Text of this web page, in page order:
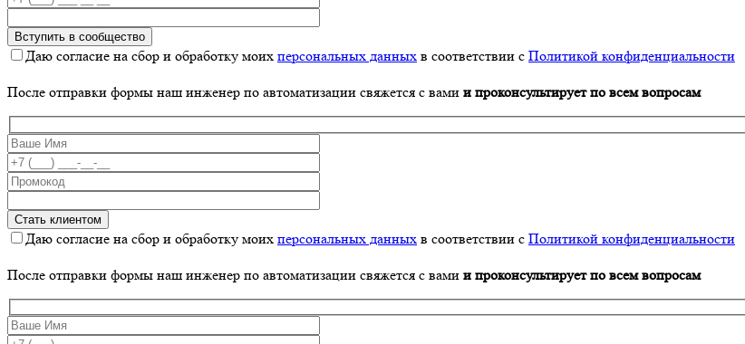
Даю согласие на сбор и обработку моих персональных данных в соответствии с Политикой конфиденциальности
После отправки формы наш инженер по автоматизации свяжется с вами и проконсультирует по всем вопросам
Даю согласие на сбор и обработку моих персональных данных в соответствии с Политикой конфиденциальности
После отправки формы наш инженер по автоматизации свяжется с вами и проконсультирует по всем вопросам